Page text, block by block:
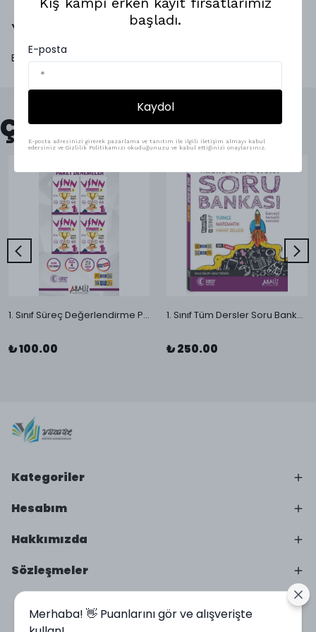
Yorumlar
Bu ürün için henüz yorum yapılmamış.
Çok Satanlar
1. Sınıf Süreç Değerlendirme Paket Denemeleri | 4’lü Optik Formlu Deneme Seti – 136 Soruluk Yeni Nesil Deneme
₺ 100.00
1. Sınıf Tüm Dersler Soru Bankası | Türkçe Matematik Hayat Bilgisi (Analiz Yayınları)
₺ 250.00
Kategoriler
Hesabım
Hakkımızda
Sözleşmeler
başladı.
E-posta
Kaydol
E-posta adresinizi girerek pazarlama ve tanıtım ile ilgili iletişim almayı kabul
edersiniz ve Gizlilik Politikamızı okuduğunuzu ve kabul ettiğinizi onaylarsınız.
Merhaba! 👋 Puanlarını gör ve alışverişte